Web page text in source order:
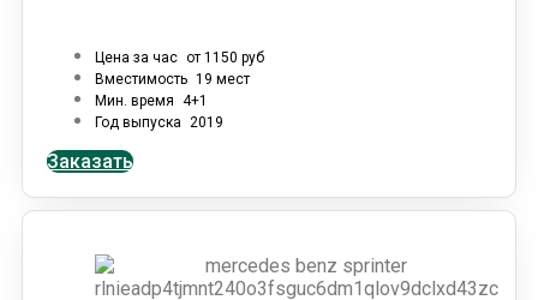
Цена за час от 1150 руб
Вместимость 19 мест
Мин. время 4+1
Год выпуска 2019
Заказать